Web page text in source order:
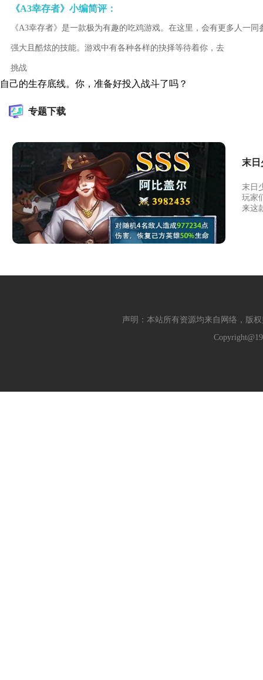
《A3幸存者》小编简评：
《A3幸存者》是一款极为有趣的吃鸡游戏。在这里，会有更多人一
强大且酷炫的技能。游戏中有各种各样的抉择等待着你，去
挑战
自己的生存底线。你，准备好投入战斗了吗？
专题下载
末日
末日
玩家
来这
声明：本站所有资源均来自网络，版